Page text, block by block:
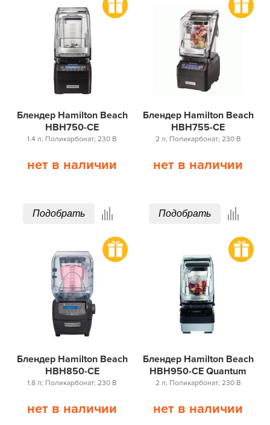
Блендер Hamilton Beach
HBH750-CE
1.4 л; Поликарбонат; 230 В
нет в наличии
Подобрать
Блендер Hamilton Beach
HBH755-CE
2 л; Поликарбонат; 230 В
нет в наличии
Подобрать
Блендер Hamilton Beach
HBH850-CE
1.8 л; Поликарбонат; 230 В
нет в наличии
Блендер Hamilton Beach
HBH950-CE Quantum
2 л; Поликарбонат; 230 В
нет в наличии